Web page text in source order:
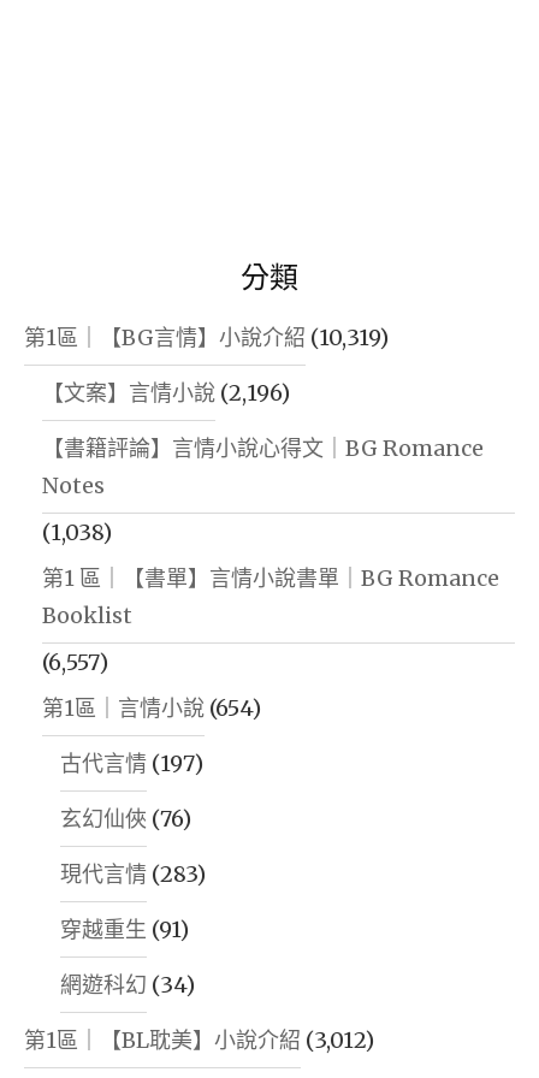
分類
第1區｜【BG言情】小說介紹 (10,319)
【文案】言情小說 (2,196)
【書籍評論】言情小說心得文｜BG Romance
Notes
(1,038)
第1 區｜【書單】言情小說書單｜BG Romance
Booklist
(6,557)
第1區｜言情小說 (654)
古代言情 (197)
玄幻仙俠 (76)
現代言情 (283)
穿越重生 (91)
網遊科幻 (34)
第1區｜【BL耽美】小說介紹 (3,012)